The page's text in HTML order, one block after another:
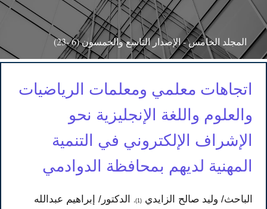
المجلد الخامس - الإصدار التاسع والخمسون (6 -23)
اتجاهات معلمي ومعلمات الرياضيات
والعلوم واللغة الإنجليزية نحو
الإشراف الإلكتروني في التنمية
المهنية لديهم بمحافظة الدوادمي
الباحث/ وليد صالح الزايدي (1)،
الدكتور/ إبراهيم عبدالله